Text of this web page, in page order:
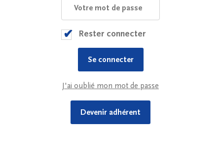
Rester connecter
J'ai oublié mon mot de passe
Devenir adhérent